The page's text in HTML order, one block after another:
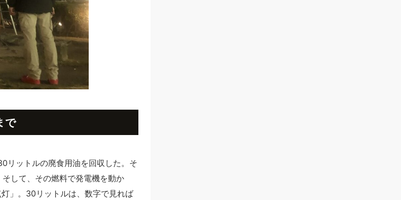
で
リットルの廃食用油を回収した。そ
して、その燃料で発電機を動か
」。30リットルは、数字で見れば